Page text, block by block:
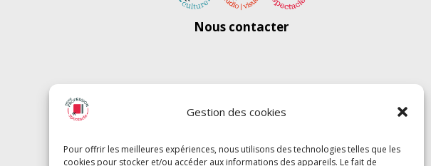
Gestion des cookies
Pour offrir les meilleures expériences, nous utilisons des technologies telles que les
cookies pour stocker et/ou accéder aux informations des appareils. Le fait de
Nous contacter